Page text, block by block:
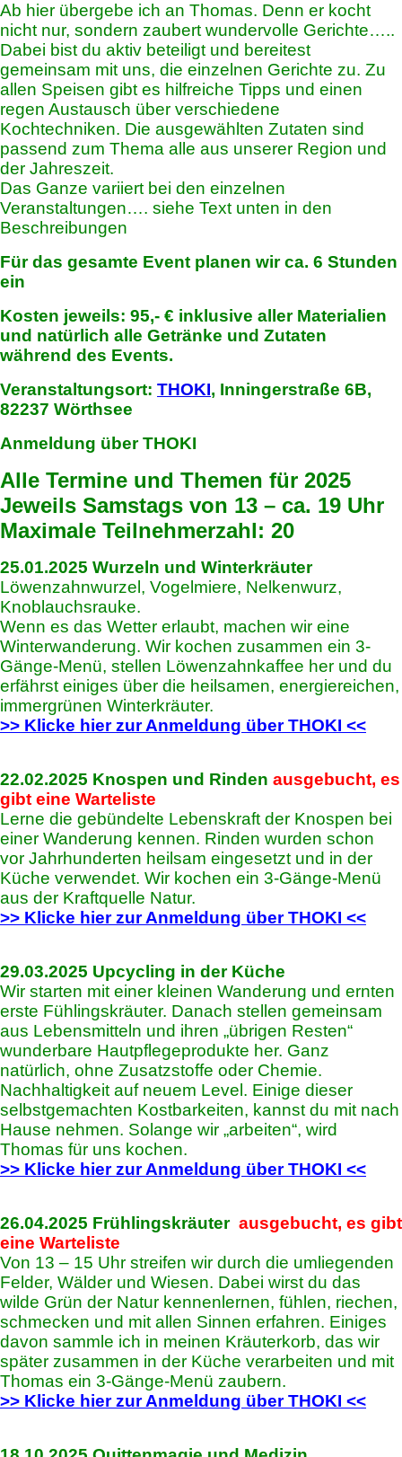
Ab hier übergebe ich an Thomas. Denn er kocht
nicht nur, sondern zaubert wundervolle Gerichte…..
Dabei bist du aktiv beteiligt und bereitest
gemeinsam mit uns, die einzelnen Gerichte zu. Zu
allen Speisen gibt es hilfreiche Tipps und einen
regen Austausch über verschiedene
Kochtechniken. Die ausgewählten Zutaten sind
passend zum Thema alle aus unserer Region und
der Jahreszeit.
Das Ganze variiert bei den einzelnen
Veranstaltungen…. siehe Text unten in den
Beschreibungen
Für das gesamte Event planen wir ca. 6 Stunden
ein
Kosten jeweils: 95,- € inklusive aller Materialien
und natürlich alle Getränke und Zutaten
während des Events.
Veranstaltungsort: THOKI, Inningerstraße 6B,
82237 Wörthsee
Anmeldung über THOKI
Alle Termine und Themen für 2025
Jeweils Samstags von 13 – ca. 19 Uhr
Maximale Teilnehmerzahl: 20
25.01.2025 Wurzeln und Winterkräuter
Löwenzahnwurzel, Vogelmiere, Nelkenwurz,
Knoblauchsrauke.
Wenn es das Wetter erlaubt, machen wir eine
Winterwanderung. Wir kochen zusammen ein 3-
Gänge-Menü, stellen Löwenzahnkaffee her und du
erfährst einiges über die heilsamen, energiereichen,
immergrünen Winterkräuter.
>> Klicke hier zur Anmeldung über THOKI <<
22.02.2025 Knospen und Rinden ausgebucht, es
gibt eine Warteliste
Lerne die gebündelte Lebenskraft der Knospen bei
einer Wanderung kennen. Rinden wurden schon
vor Jahrhunderten heilsam eingesetzt und in der
Küche verwendet. Wir kochen ein 3-Gänge-Menü
aus der Kraftquelle Natur.
>> Klicke hier zur Anmeldung über THOKI <<
29.03.2025 Upcycling in der Küche
Wir starten mit einer kleinen Wanderung und ernten
erste Fühlingskräuter. Danach stellen gemeinsam
aus Lebensmitteln und ihren „übrigen Resten“
wunderbare Hautpflegeprodukte her. Ganz
natürlich, ohne Zusatzstoffe oder Chemie.
Nachhaltigkeit auf neuem Level. Einige dieser
selbstgemachten Kostbarkeiten, kannst du mit nach
Hause nehmen. Solange wir „arbeiten“, wird
Thomas für uns kochen.
>> Klicke hier zur Anmeldung über THOKI <<
26.04.2025 Frühlingskräuter ausgebucht, es gibt
eine Warteliste
Von 13 – 15 Uhr streifen wir durch die umliegenden
Felder, Wälder und Wiesen. Dabei wirst du das
wilde Grün der Natur kennenlernen, fühlen, riechen,
schmecken und mit allen Sinnen erfahren. Einiges
davon sammle ich in meinen Kräuterkorb, das wir
später zusammen in der Küche verarbeiten und mit
Thomas ein 3-Gänge-Menü zaubern.
>> Klicke hier zur Anmeldung über THOKI <<